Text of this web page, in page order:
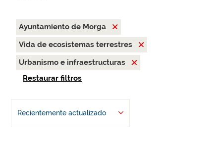
Ayuntamiento de Morga
Vida de ecosistemas terrestres
Urbanismo e infraestructuras
Restaurar filtros
Recientemente actualizado